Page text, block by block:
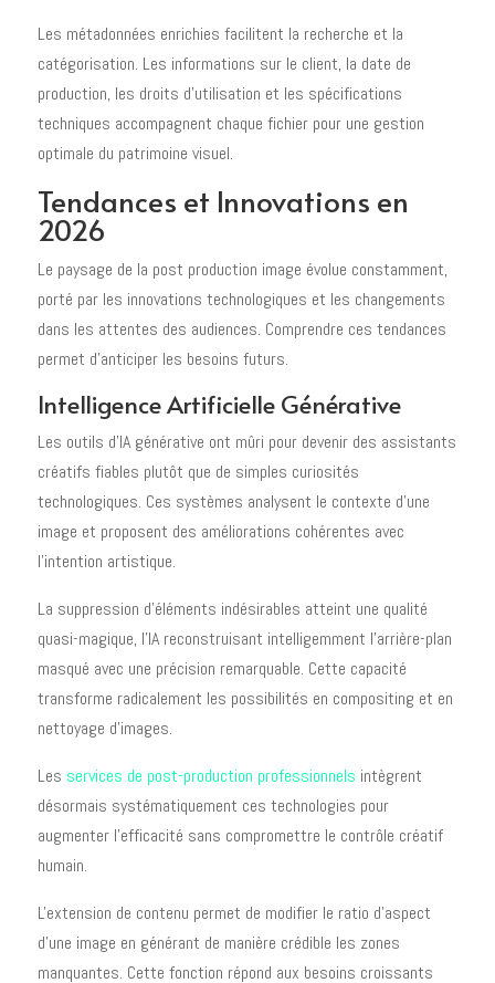
Les métadonnées enrichies facilitent la recherche et la
catégorisation. Les informations sur le client, la date de
production, les droits d'utilisation et les spécifications
techniques accompagnent chaque fichier pour une gestion
optimale du patrimoine visuel.
Tendances et Innovations en
2026
Le paysage de la post production image évolue constamment,
porté par les innovations technologiques et les changements
dans les attentes des audiences. Comprendre ces tendances
permet d'anticiper les besoins futurs.
Intelligence Artificielle Générative
Les outils d'IA générative ont mûri pour devenir des assistants
créatifs fiables plutôt que de simples curiosités
technologiques. Ces systèmes analysent le contexte d'une
image et proposent des améliorations cohérentes avec
l'intention artistique.
La suppression d'éléments indésirables atteint une qualité
quasi-magique, l'IA reconstruisant intelligemment l'arrière-plan
masqué avec une précision remarquable. Cette capacité
transforme radicalement les possibilités en compositing et en
nettoyage d'images.
Les services de post-production professionnels intègrent
désormais systématiquement ces technologies pour
augmenter l'efficacité sans compromettre le contrôle créatif
humain.
L'extension de contenu permet de modifier le ratio d'aspect
d'une image en générant de manière crédible les zones
manquantes. Cette fonction répond aux besoins croissants